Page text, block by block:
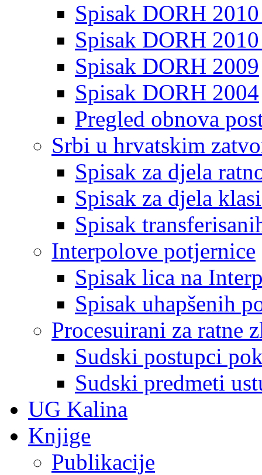
Spisak DORH
Spisak DORH
Spisak DORH 2009
Spisak DORH 2004
Pregled obnova
Srbi u hrvatskim
Spisak za djela
Spisak za djela
Spisak
Interpolove potjernice
Spisak lica na
Spisak uhapšenih
Procesuirani za ratne
Sudski postupci
Sudski predmeti
UG Kalina
Knjige
Publikacije